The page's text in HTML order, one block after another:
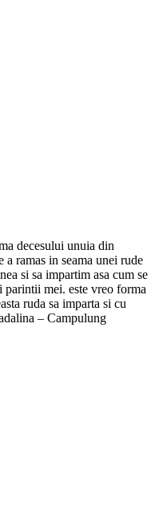
decesului unuia din
a ramas in seama unei rude
si sa impartim asa cum se
mei. este vreo forma
ruda sa imparta si cu
– Campulung